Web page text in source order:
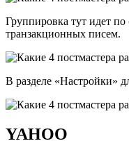
Группировка тут идет
транзакционных писем.
В разделе «Настройки»
YAHOO